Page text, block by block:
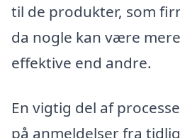
til de produkter, som
da nogle kan være
effektive end andre.
En vigtig del af
på anmeldelser fra